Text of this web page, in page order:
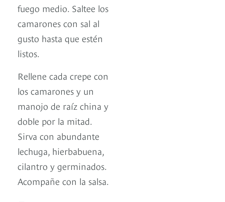
fuego medio. Saltee los
camarones con sal al
gusto hasta que estén
listos.
Rellene cada crepe con
los camarones y un
manojo de raíz china y
doble por la mitad.
Sirva con abundante
lechuga, hierbabuena,
cilantro y germinados.
Acompañe con la salsa.